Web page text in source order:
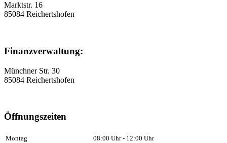
Marktstr. 16
85084 Reichertshofen
Finanzverwaltung:
Münchner Str. 30
85084 Reichertshofen
Öffnungszeiten
Montag
08:00 Uhr - 12:00 Uhr